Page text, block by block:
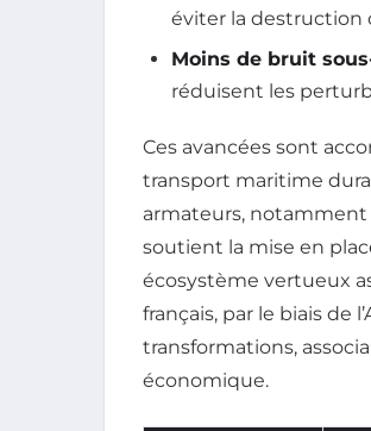
éviter la destruction
Moins de bruit
réduisent les
Ces avancées sont
transport maritime
armateurs, notamment
soutient la mise en
écosystème vertueux
français, par le biais de
transformations,
économique.